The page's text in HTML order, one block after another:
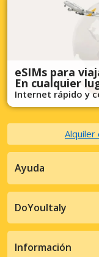
eSIMs para
En cualquier
Internet rápido y
Alquiler
Ayuda
DoYouItaly
Información